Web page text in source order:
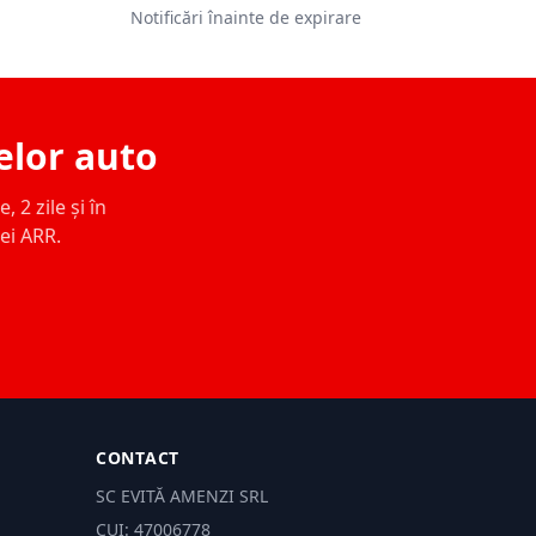
Notificări înainte de expirare
auto
2 zile și în
ARR.
CONTACT
SC EVITĂ AMENZI SRL
CUI: 47006778